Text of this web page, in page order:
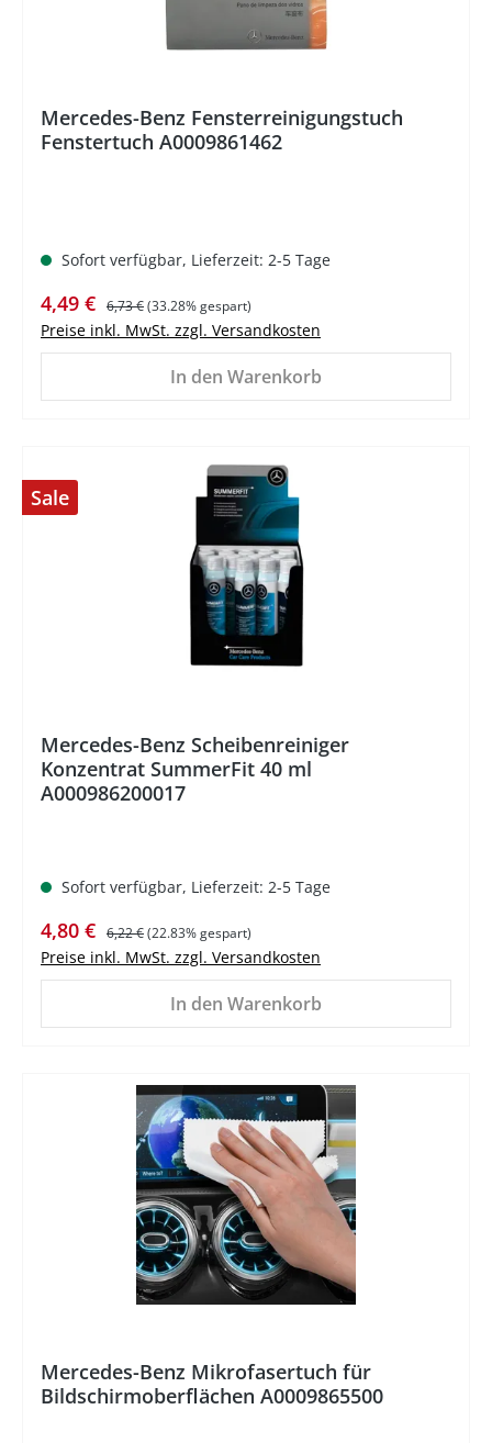
Mercedes-Benz Fensterreinigungstuch
Fenstertuch A0009861462
Sofort verfügbar, Lieferzeit: 2-5 Tage
Verkaufspreis:
4,49 € Regulärer Preis:
6,73 €(33.28% gespart)
Preise inkl. MwSt. zzgl. Versandkosten
In den Warenkorb
Sale
Mercedes-Benz Scheibenreiniger
Konzentrat SummerFit 40 ml
A000986200017
Sofort verfügbar, Lieferzeit: 2-5 Tage
Verkaufspreis:
4,80 € Regulärer Preis:
6,22 €(22.83% gespart)
Preise inkl. MwSt. zzgl. Versandkosten
In den Warenkorb
Mercedes-Benz Mikrofasertuch für
Bildschirmoberflächen A0009865500